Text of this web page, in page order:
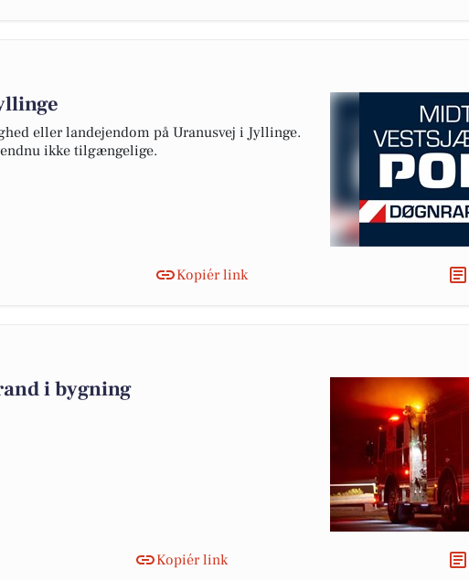
eller landejendom på Uranusvej i Jyllinge.
ikke tilgængelige.
Kopiér link
i bygning
Kopiér link